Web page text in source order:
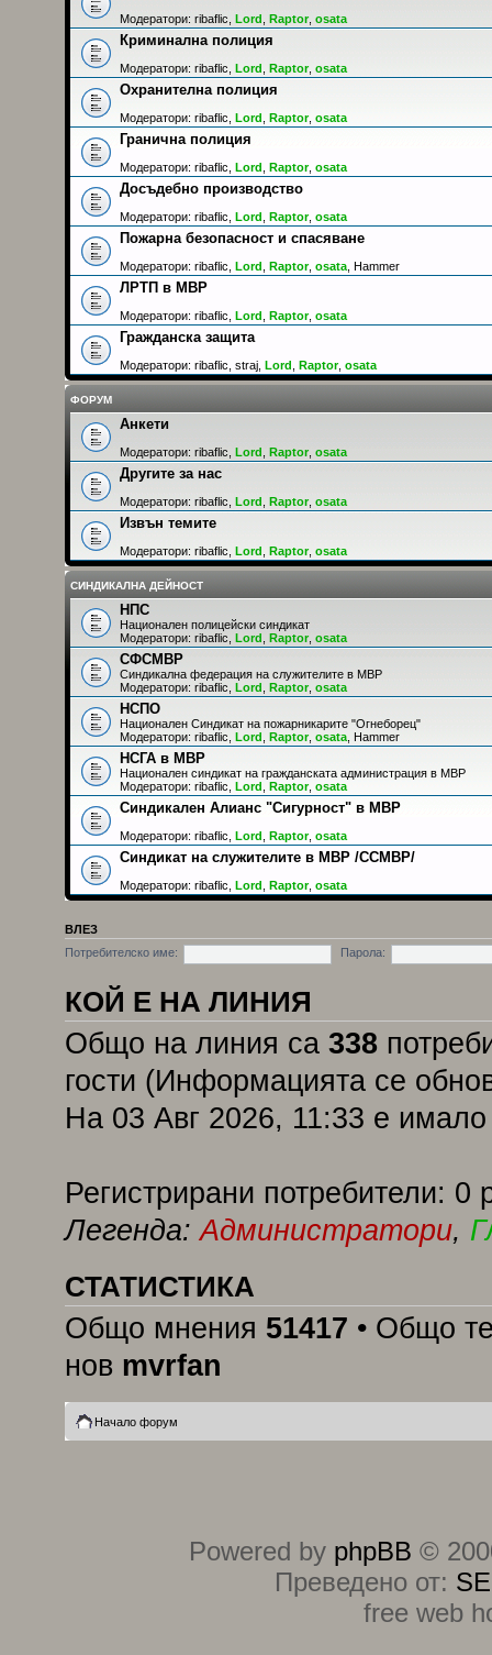
Модератори: ribaflic Lord Raptor, osata
Криминална полиция
Модератори: ribaflic Lord Raptor, osata
Охранителна полиция
Модератори: ribaflic Lord Raptor, osata
Гранична полиция
Модератори: ribaflic Lord Raptor, osata
Досъдебно производство
Модератори: ribaflic Lord Raptor, osata
Пожарна безопасност и спасяване
Модератори: ribaflic Lord Raptor, osata Hammer
ЛРТП в МВР
Модератори: ribaflic Lord Raptor, osata
Гражданска защита
Модератори: ribaflic straj Lord Raptor, osata
ФОРУМ
Анкети
Модератори: ribaflic Lord Raptor osata
Другите за нас
Модератори: ribaflic Lord Raptor, osata
Извън темите
Модератори: ribaflic Lord Raptor, osata
СИНДИКАЛНА ДЕЙНОСТ
НПС
Национален полицейски синдикат
Модератори: ribaflic Lord Raptor osata
СФСМВР
Синдикална федерация на служителите в МВР
Модератори: ribaflic Lord Raptor, osata
НСПО
Национален Синдикат на пожарникарите "Огнеборец"
Модератори: ribaflic Lord Raptor, osata Hammer
НСГА в МВР
Национален синдикат на гражданската администрация в МВР
Модератори: ribaflic Lord Raptor, osata
Синдикален Алианс "Сигурност" в МВР
Модератори: ribaflic Lord Raptor, osata
Синдикат на служителите в МВР /ССМВР/
Модератори: ribaflic Lord Raptor, osata
ВЛЕЗ
Потребителско име:
Парола:
КОЙ Е НА ЛИНИЯ
Общо на линия са 338
гости (Информацията се
На 03 Авг 2026, 11:33 е
Регистрирани потребители: 0
Легенда:Администратори,
СТАТИСТИКА
Общо мнения 51417 • Общо
нов mvrfan
Начало форум
Powered by phpBB ©
Преведено от:
free web